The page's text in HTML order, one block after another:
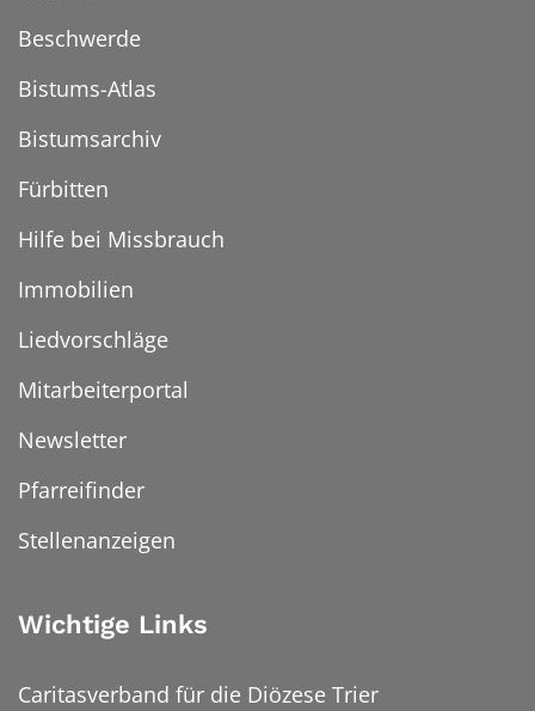
Beschwerde
Bistums-Atlas
Bistumsarchiv
Fürbitten
Hilfe bei Missbrauch
Immobilien
Liedvorschläge
Mitarbeiterportal
Newsletter
Pfarreifinder
Stellenanzeigen
Wichtige Links
Caritasverband für die Diözese Trier